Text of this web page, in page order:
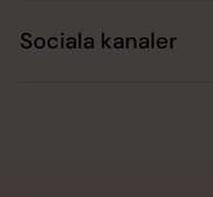
Sociala kanaler